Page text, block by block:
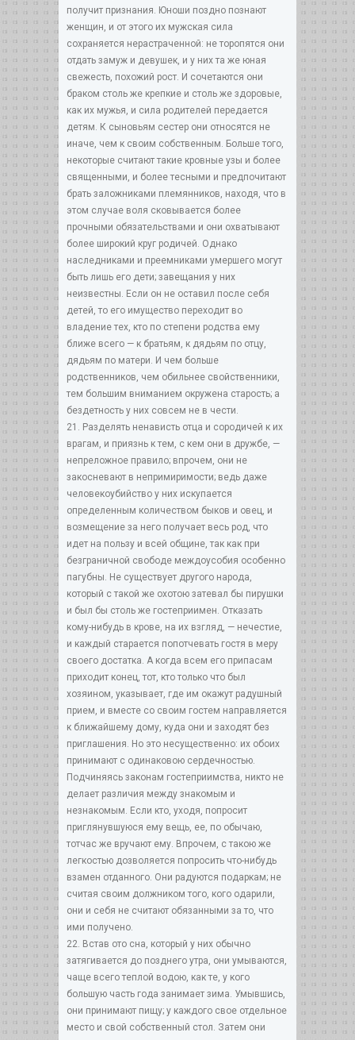
получит признания. Юноши поздно познают
женщин, и от этого их мужская сила
сохраняется нерастраченной: не торопятся они
отдать замуж и девушек, и у них та же юная
свежесть, похожий рост. И сочетаются они
браком столь же крепкие и столь же здоровые,
как их мужья, и сила родителей передается
детям. К сыновьям сестер они относятся не
иначе, чем к своим собственным. Больше того,
некоторые считают такие кровные узы и более
священными, и более тесными и предпочитают
брать заложниками племянников, находя, что в
этом случае воля сковывается более
прочными обязательствами и они охватывают
более широкий круг родичей. Однако
наследниками и преемниками умершего могут
быть лишь его дети; завещания у них
неизвестны. Если он не оставил после себя
детей, то его имущество переходит во
владение тех, кто по степени родства ему
ближе всего — к братьям, к дядьям по отцу,
дядьям по матери. И чем больше
родственников, чем обильнее свойственники,
тем большим вниманием окружена старость; а
бездетность у них совсем не в чести.
21. Разделять ненависть отца и сородичей к их
врагам, и приязнь к тем, с кем они в дружбе, —
непреложное правило; впрочем, они не
закосневают в непримиримости; ведь даже
человекоубийство у них искупается
определенным количеством быков и овец, и
возмещение за него получает весь род, что
идет на пользу и всей общине, так как при
безграничной свободе междоусобия особенно
пагубны. Не существует другого народа,
который с такой же охотою затевал бы пирушки
и был бы столь же гостеприимен. Отказать
кому-нибудь в крове, на их взгляд, — нечестие,
и каждый старается попотчевать гостя в меру
своего достатка. А когда всем его припасам
приходит конец, тот, кто только что был
хозяином, указывает, где им окажут радушный
прием, и вместе со своим гостем направляется
к ближайшему дому, куда они и заходят без
приглашения. Но это несущественно: их обоих
принимают с одинаковою сердечностью.
Подчиняясь законам гостеприимства, никто не
делает различия между знакомым и
незнакомым. Если кто, уходя, попросит
приглянувшуюся ему вещь, ее, по обычаю,
тотчас же вручают ему. Впрочем, с такою же
легкостью дозволяется попросить что-нибудь
взамен отданного. Они радуются подаркам; не
считая своим должником того, кого одарили,
они и себя не считают обязанными за то, что
ими получено.
22. Встав ото сна, который у них обычно
затягивается до позднего утра, они умываются,
чаще всего теплой водою, как те, у кого
большую часть года занимает зима. Умывшись,
они принимают пищу; у каждого свое отдельное
место и свой собственный стол. Затем они